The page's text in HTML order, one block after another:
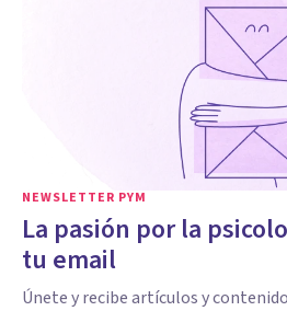
NEWSLETTER PYM
La pasión por la
tu email
Únete y recibe artículos y